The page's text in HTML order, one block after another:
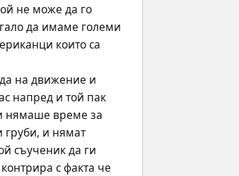
не може да го
да имаме големи
които са
на движение и
напред и той пак
нямаше време за
груби, и нямат
съученик да ги
с факта че